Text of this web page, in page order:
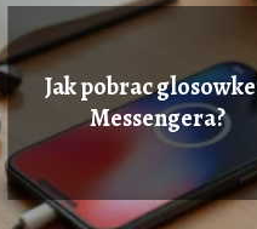
Jak pobrac
Messengera?